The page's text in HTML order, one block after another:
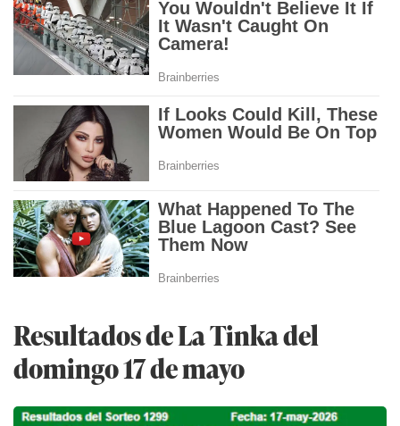
Resultados de La Tinka del
domingo 17 de mayo